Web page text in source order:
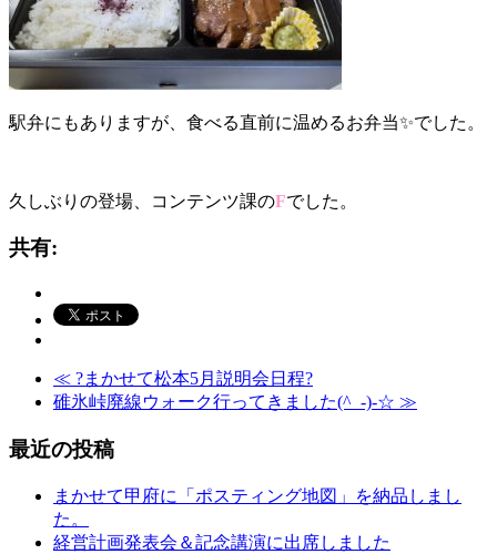
駅弁にもありますが、食べる直前に温めるお弁当✨でした。
久しぶりの登場、コンテンツ課のFでした。
共有:
≪ ?まかせて松本5月説明会日程?
碓氷峠廃線ウォーク行ってきました(^_-)-☆ ≫
最近の投稿
まかせて甲府に「ポスティング地図」を納品しまし
た。
経営計画発表会＆記念講演に出席しました